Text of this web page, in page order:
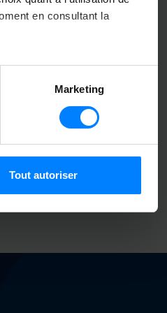
en consultant la
mètres près
(empreintes
reportez-vous à lasection «
sur les cookies.
relatives aux médias
de notre site avec nos
Marketing
Tout autoriser